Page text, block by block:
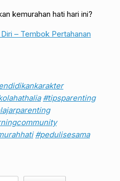
kemurahan hati hari ini?
– Tembok Pertahanan
#tipsparenting
#pedulisesama